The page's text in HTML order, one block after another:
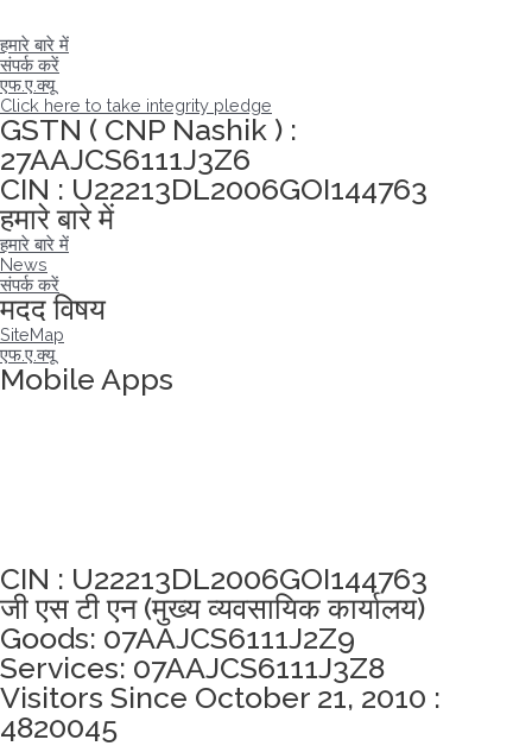
हमारे बारे में
संपर्क करें
एफ.ए.क्यू
Click here to take integrity pledge
GSTN ( CNP Nashik ) :
27AAJCS6111J3Z6
CIN : U22213DL2006GOI144763
हमारे बारे में
हमारे बारे में
News
संपर्क करें
मदद विषय
SiteMap
एफ.ए.क्यू
Mobile Apps
CIN : U22213DL2006GOI144763
जी एस टी एन (मुख्य व्यवसायिक कार्यालय)
Goods: 07AAJCS6111J2Z9
Services: 07AAJCS6111J3Z8
Visitors Since October 21, 2010 :
4820045